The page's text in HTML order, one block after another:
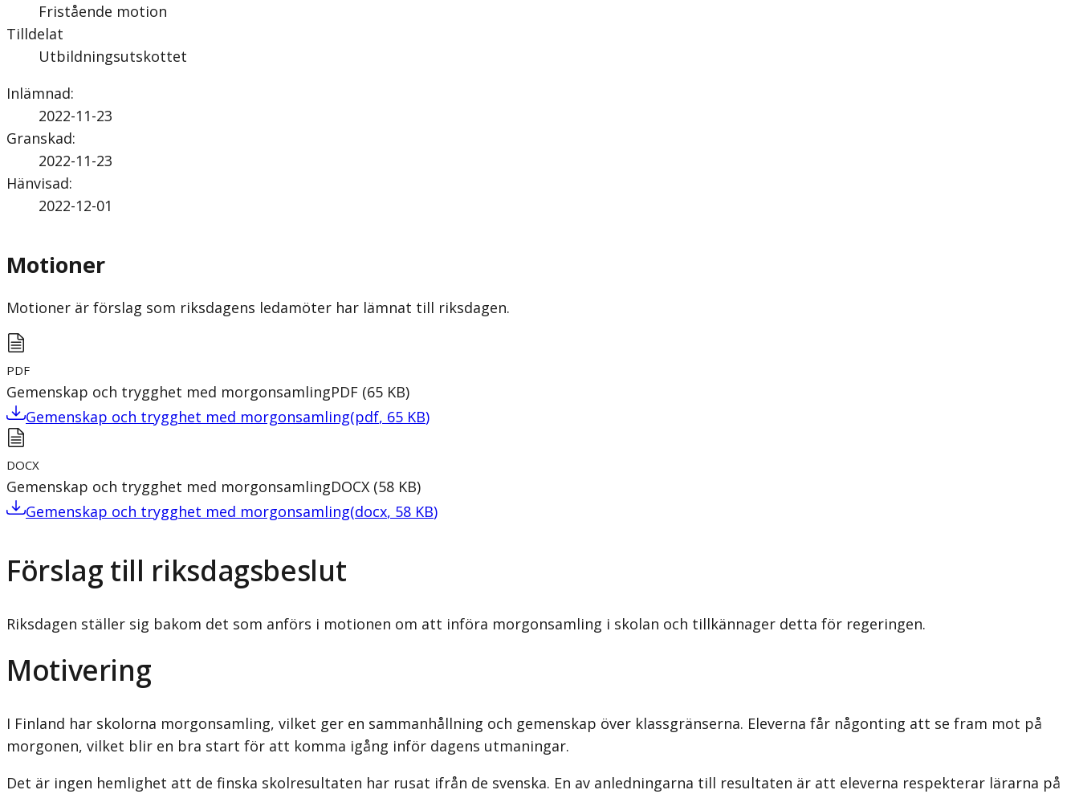
Fristående motion
Tilldelat
Utbildningsutskottet
Inlämnad:
2022-11-23
Granskad:
2022-11-23
Hänvisad:
2022-12-01
Motioner
Motioner är förslag som riksdagens ledamöter har lämnat till riksdagen.
PDF
Gemenskap och trygghet med morgonsamlingPDF (65 KB)
Gemenskap och trygghet med morgonsamling(pdf, 65 KB)
DOCX
Gemenskap och trygghet med morgonsamlingDOCX (58 KB)
Gemenskap och trygghet med morgonsamling(docx, 58 KB)
Förslag till riksdagsbeslut
Riksdagen ställer sig bakom det som anförs i motionen om att införa morgonsamling i skolan och tillkännager detta för regeringen.
Motivering
I Finland har skolorna morgonsamling, vilket ger en sammanhållning och gemenskap över klassgränserna. Eleverna får någonting att se fram mot på
morgonen, vilket blir en bra start för att komma igång inför dagens utmaningar.
Det är ingen hemlighet att de finska skolresultaten har rusat ifrån de svenska. En av anledningarna till resultaten är att eleverna respekterar lärarna på